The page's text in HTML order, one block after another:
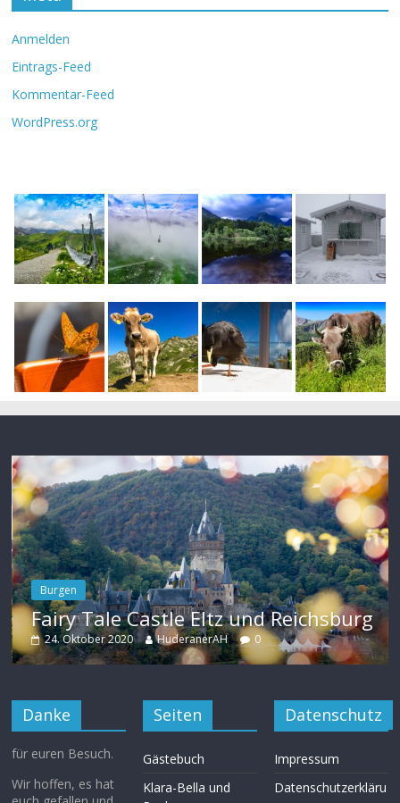
Anmelden
Eintrags-Feed
Kommentar-Feed
WordPress.org
Burgen
Fairy Tale Castle Eltz und Reichsburg
24. Oktober 2020 HuderanerAH 0
Danke
für euren Besuch.
Wir hoffen, es hat
Seiten
Gästebuch
Klara-Bella und
Datenschutz
Impressum
Datenschutzerkläru